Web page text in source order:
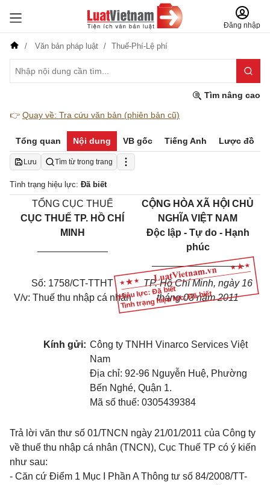
Đăng nhập
Văn bản pháp luật Thuế-Phí-Lệ phí
Tìm nâng cao
👉 Quay về: Tra cứu văn bản (phiên bản cũ)
Tổng quan Nội dung VB gốc Tiếng Anh Lược đồ
Lưu Tìm từ trong trang
Tình trạng hiệu lực: Đã biết
Hiệu lực: Đã biết
Tình trạng hiệu lực: Đã biết
TỔNG CỤC THUẾ
CỤC THUẾ TP. HỒ CHÍ
MINH
CỘNG HÒA XÃ HỘI CHỦ
NGHĨA VIỆT NAM
Độc lập - Tự do - Hạnh
phúc
_________________
Số: 1758/CT-TTHT
V/v: Thuế thu nhập cá nhân
TP. Hồ Chí Minh, ngày 16
tháng 03 năm 2011
Kính gửi: Công ty TNHH Vinarco Services Việt
Nam
Địa chỉ: 92-96 Nguyễn Huệ, Phường
Bến Nghé, Quận 1.
Mã số thuế: 0305439384
Trả lời văn thư số 01/TNCN ngày 21/01/2011 của Công ty
về thuế thu nhập cá nhân (TNCN), Cục Thuế TP có ý kiến
như sau:
- Căn cứ Điểm 1 Mục I Phần A Thông tư số 84/2008/TT-